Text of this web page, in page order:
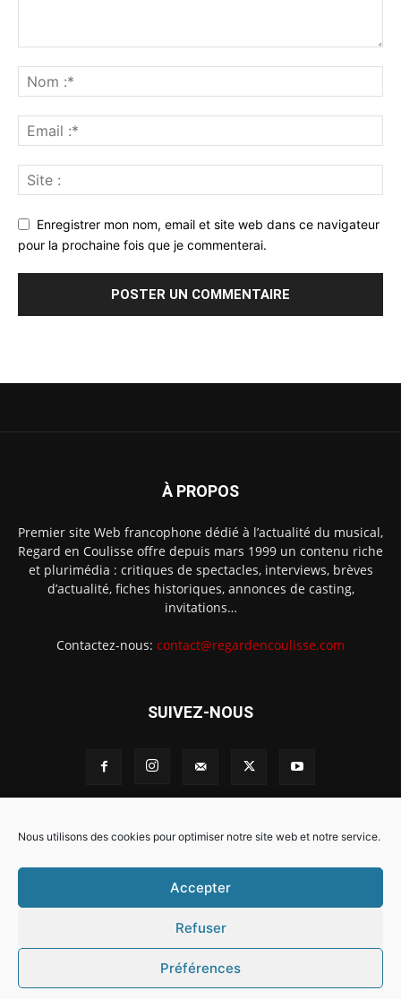
Nous utilisons des cookies pour optimiser notre site web et notre service.
Accepter
Refuser
Préférences
Enregistrer mon nom, email et site web dans ce navigateur
pour la prochaine fois que je commenterai.
À PROPOS
Premier site Web francophone dédié à l’actualité du musical,
Regard en Coulisse offre depuis mars 1999 un contenu riche
et plurimédia : critiques de spectacles, interviews, brèves
d’actualité, fiches historiques, annonces de casting,
invitations…
Contactez-nous: contact@regardencoulisse.com
SUIVEZ-NOUS
Intégration Ghislain Fayard
Mentions légales